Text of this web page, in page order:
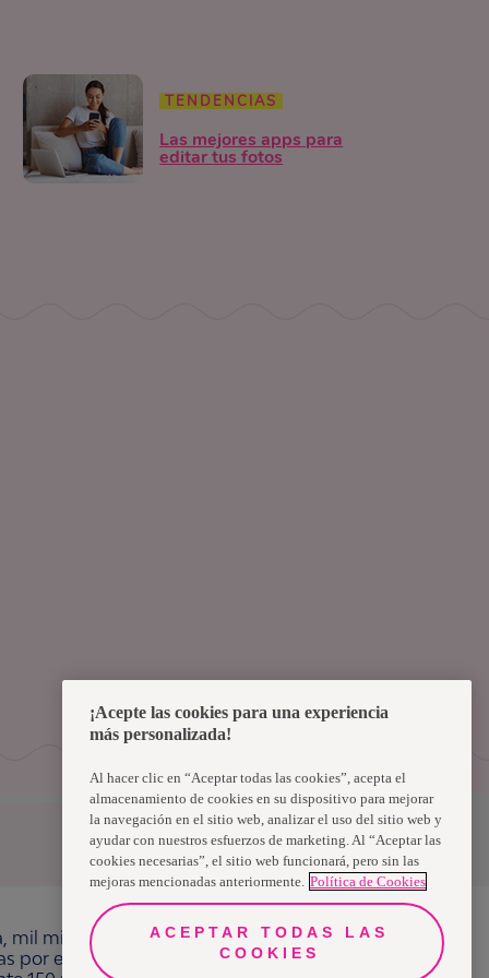
TENDENCIAS
Las mejores apps para
editar tus fotos
Uruguay
mil millones de personas, en todo el mundo,
por el bienestar en beneficio de consumidores,
¡Acepte las cookies para una experiencia
más personalizada!
Al hacer clic en “Aceptar todas las cookies”, acepta el
almacenamiento de cookies en su dispositivo para mejorar
la navegación en el sitio web, analizar el uso del sitio web y
ayudar con nuestros esfuerzos de marketing. Al “Aceptar las
cookies necesarias”, el sitio web funcionará, pero sin las
mejoras mencionadas anteriormente. Política de Cookies
ACEPTAR TODAS LAS
COOKIES